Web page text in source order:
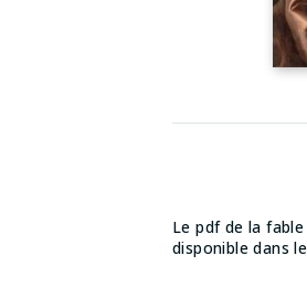
Le pdf de la fable
disponible dans